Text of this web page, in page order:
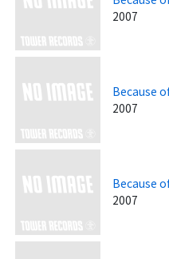
2007
Because
2007
Because
2007